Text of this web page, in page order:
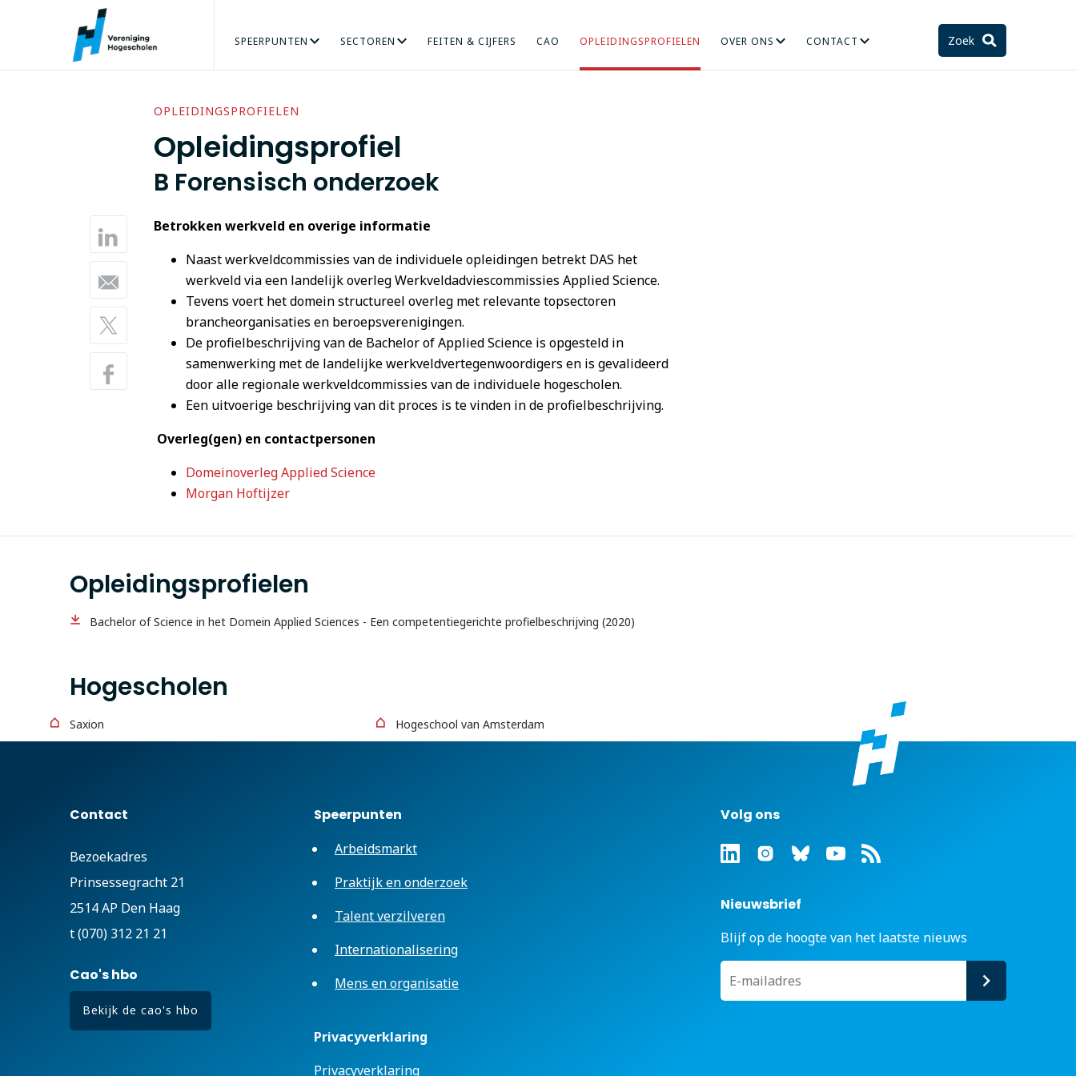
SPEERPUNTEN
ARBEIDSMARKT TALENT VERZILVEREN PRAKTIJKGERICHT ONDERZOEK INTERNATIONALISERING MENS EN ORGANISATIE STELSEL EN TOEKOMST
SECTOREN
AGRO & FOOD ECONOMIE GEZONDHEIDSZORG HOGERE SOCIALE STUDIES KUNST ONDERWIJS
FEITEN & CIJFERS CAO OPLEIDINGSPROFIELEN OVER ONS
ORGANISATIE ONZE MENSEN VACATURES
CONTACT
ADRES PERS VRAAG
Zoek
OPLEIDINGSPROFIELEN
Opleidingsprofiel
B Forensisch onderzoek
Betrokken werkveld en overige informatie
Naast werkveldcommissies van de individuele opleidingen betrekt DAS het
werkveld via een landelijk overleg Werkveldadviescommissies Applied Science.
Tevens voert het domein structureel overleg met relevante topsectoren
brancheorganisaties en beroepsverenigingen.
De profielbeschrijving van de Bachelor of Applied Science is opgesteld in
samenwerking met de landelijke werkveldvertegenwoordigers en is gevalideerd
door alle regionale werkveldcommissies van de individuele hogescholen.
Een uitvoerige beschrijving van dit proces is te vinden in de profielbeschrijving.
Overleg(gen) en contactpersonen
Domeinoverleg Applied Science
Morgan Hoftijzer
Opleidingsprofielen
Bachelor of Science in het Domein Applied Sciences - Een competentiegerichte profielbeschrijving (2020)
Hogescholen
Saxion Hogeschool van Amsterdam
Contact
Bezoekadres
Prinsessegracht 21
2514 AP Den Haag
t (070) 312 21 21
Cao's hbo
Bekijk de cao's hbo
Speerpunten
Arbeidsmarkt
Praktijk en onderzoek
Talent verzilveren
Internationalisering
Mens en organisatie
Privacyverklaring
Privacyverklaring
Volg ons
Nieuwsbrief
Blijf op de hoogte van het laatste nieuws